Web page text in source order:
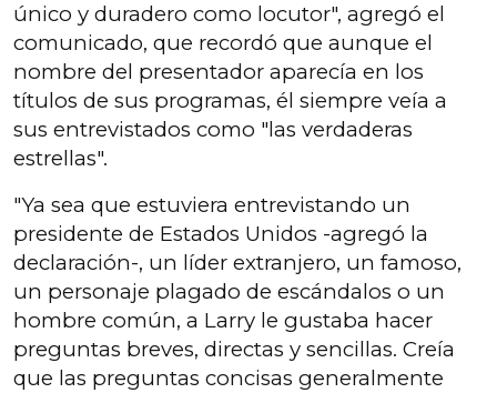
único y duradero como locutor", agregó el
comunicado, que recordó que aunque el
nombre del presentador aparecía en los
títulos de sus programas, él siempre veía a
sus entrevistados como "las verdaderas
estrellas".
"Ya sea que estuviera entrevistando un
presidente de Estados Unidos -agregó la
declaración-, un líder extranjero, un famoso,
un personaje plagado de escándalos o un
hombre común, a Larry le gustaba hacer
preguntas breves, directas y sencillas. Creía
que las preguntas concisas generalmente